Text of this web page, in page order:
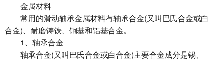
金属材料
常用的滑动轴承金属材料有轴承合金(又叫巴氏合金或白
合金)、耐磨铸铁、铜基和铝基合金。
1、轴承合金
轴承合金(又叫巴氏合金或白合金)主要合金成分是锡、